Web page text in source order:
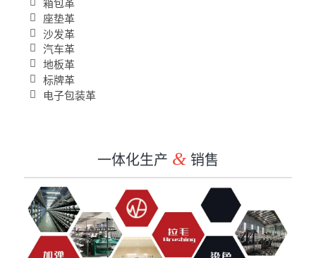
座垫革
沙发革
汽车革
地板革
标牌革
电子包装革
一体化生产 &销售